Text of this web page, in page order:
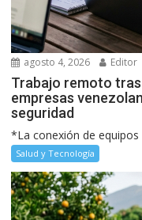
agosto 4, 2026 Editor
Trabajo remoto
empresas
seguridad
*La conexión de
Salud y Tecnología